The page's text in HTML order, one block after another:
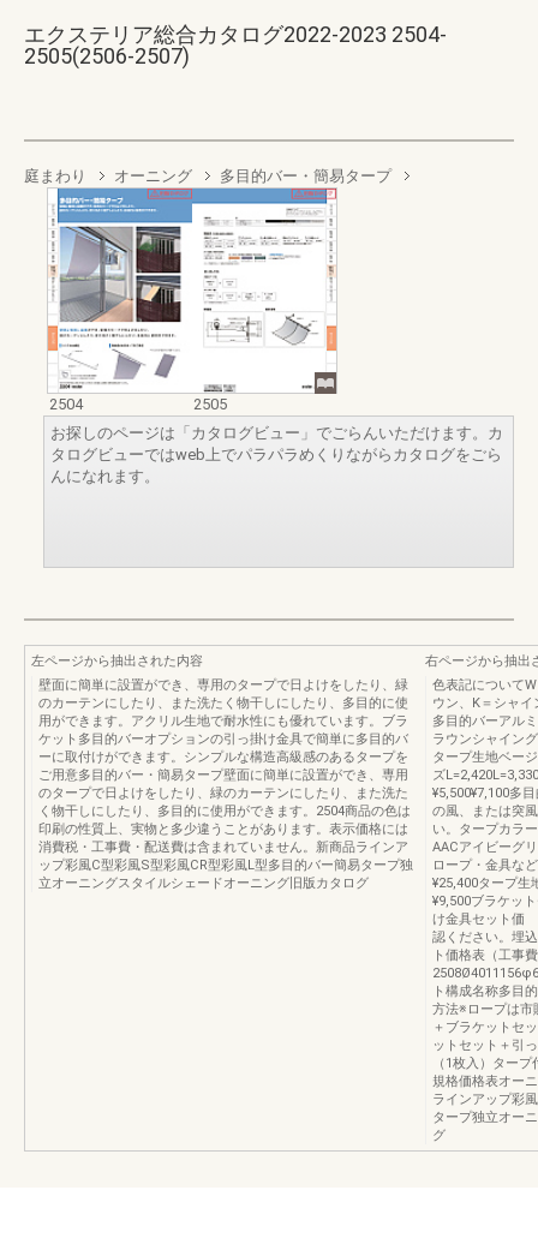
エクステリア総合カタログ2022-2023 2504-
2505(2506-2507)
庭まわり オーニング 多目的バー・簡易タープ
2504
2505
お探しのページは「カタログビュー」でごらんいただけます。カ
タログビューではweb上でパラパラめくりながらカタログをごら
んになれます。
左ページから抽出された内容
壁面に簡単に設置ができ、専用のタープで日よけをしたり、緑
のカーテンにしたり、また洗たく物干しにしたり、多目的に使
用ができます。アクリル生地で耐水性にも優れています。ブラ
ケット多目的バーオプションの引っ掛け金具で簡単に多目的バ
ーに取付けができます。シンプルな構造高級感のあるタープを
ご用意多目的バー・簡易タープ壁面に簡単に設置ができ、専用
のタープで日よけをしたり、緑のカーテンにしたり、また洗た
く物干しにしたり、多目的に使用ができます。2504商品の色は
印刷の性質上、実物と多少違うことがあります。表示価格には
消費税・工事費・配送費は含まれていません。新商品ラインア
ップ彩風C型彩風S型彩風CR型彩風L型多目的バー簡易タープ独
立オーニングスタイルシェードオーニング旧版カタログ
右ページから抽出
色表記について
ウン、K＝シャ
多目的バーアル
ラウンシャイン
タープ生地ベー
ズ
¥5,500¥7,100多
の風、または突
い。タープカラ
AACアイビーグ
ロープ・金具な
¥25,400タープ
¥9,500ブラケッ
け金具セット価
認ください。埋
ト価格表（工事
ト構成名称多目
方法※ロープは市
＋ブラケットセ
ットセット＋引
（1枚入）ター
規格価格表オー
ラインアップ彩
タープ独立オー
グ